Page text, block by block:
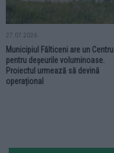
27.07.2026
Municipiul Fălticeni are un Centru
pentru deșeurile voluminoase.
Proiectul urmează să devină
operațional